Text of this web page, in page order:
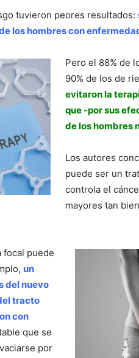
tuvieron peores resultados:
los hombres con
Pero el 88% de
90% de los de
evitaron la
que -por sus
de los hombres
Los autores
puede ser un
controla el
mayores tan
focal puede
un
del nuevo
tracto
con
que se
por